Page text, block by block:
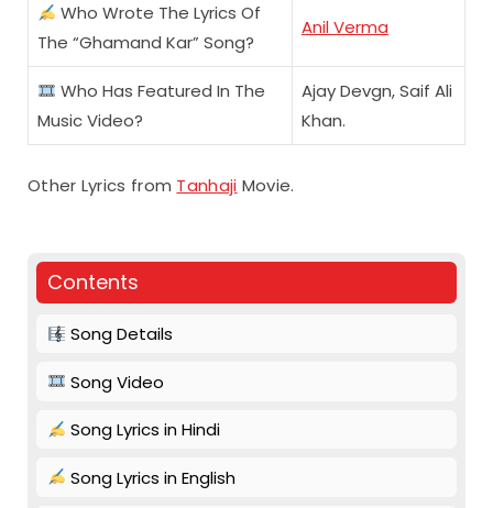
Who Wrote The Lyrics Of
The “Ghamand Kar” Song?
Anil Verma
Who Has Featured In The
Music Video?
Ajay Devgn, Saif Ali
Khan.
Other Lyrics from Tanhaji Movie.
Contents
Song Details
Song Video
Song Lyrics in Hindi
Song Lyrics in English